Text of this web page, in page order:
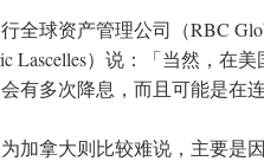
全球资产管理公司（RBC
Lascelles）说：「当然，在
有多次降息，而且可能是在
加拿大则比较难说，主要是